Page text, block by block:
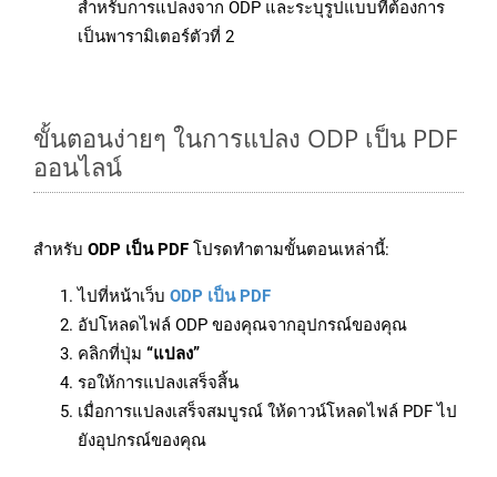
สำหรับการแปลงจาก ODP และระบุรูปแบบที่ต้องการ
เป็นพารามิเตอร์ตัวที่ 2
ขั้นตอนง่ายๆ ในการแปลง ODP เป็น PDF
ออนไลน์
สำหรับ ODP เป็น PDF โปรดทำตามขั้นตอนเหล่านี้:
ไปที่หน้าเว็บ ODP เป็น PDF
อัปโหลดไฟล์ ODP ของคุณจากอุปกรณ์ของคุณ
คลิกที่ปุ่ม “แปลง”
รอให้การแปลงเสร็จสิ้น
เมื่อการแปลงเสร็จสมบูรณ์ ให้ดาวน์โหลดไฟล์ PDF ไป
ยังอุปกรณ์ของคุณ